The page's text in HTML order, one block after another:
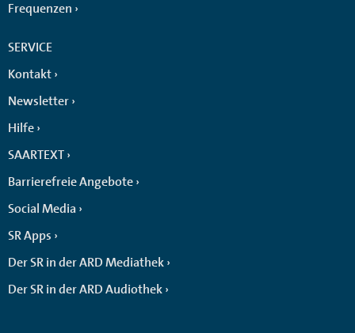
Frequenzen
SERVICE
Kontakt
Newsletter
Hilfe
SAARTEXT
Barrierefreie Angebote
Social Media
SR Apps
Der SR in der ARD Mediathek
Der SR in der ARD Audiothek